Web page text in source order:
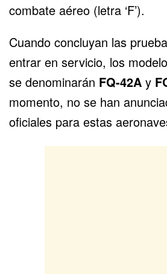
combate aéreo (letra ‘F’).
Cuando concluyan las
entrar en servicio, los
se denominarán FQ-42A y
momento, no se han
oficiales para estas